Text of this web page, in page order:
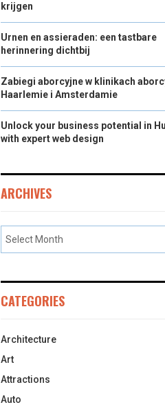
krijgen
Urnen en assieraden: een tastbare
herinnering dichtbij
Zabiegi aborcyjne w klinikach
Haarlemie i Amsterdamie
Unlock your business potential in
with expert web design
ARCHIVES
CATEGORIES
Architecture
Art
Attractions
Auto